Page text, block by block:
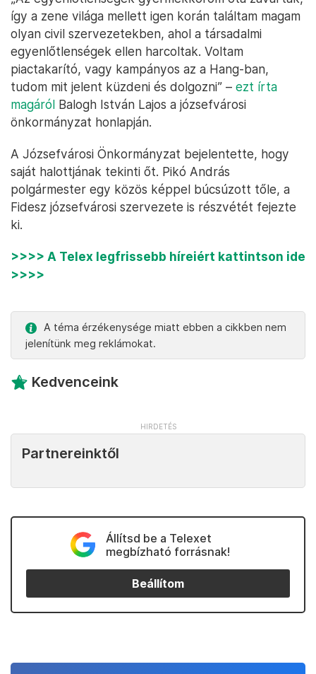
így a zene világa mellett igen korán találtam magam
olyan civil szervezetekben, ahol a társadalmi
egyenlőtlenségek ellen harcoltak. Voltam
piactakarító, vagy kampányos az a Hang-ban,
tudom mit jelent küzdeni és dolgozni” – ezt írta
magáról Balogh István Lajos a józsefvárosi
önkormányzat honlapján.
A Józsefvárosi Önkormányzat bejelentette, hogy
saját halottjának tekinti őt. Pikó András
polgármester egy közös képpel búcsúzott tőle, a
Fidesz józsefvárosi szervezete is részvétét fejezte
ki.
>>>> A Telex legfrissebb híreiért kattintson ide
>>>>
A téma érzékenysége miatt ebben a cikkben nem
jelenítünk meg reklámokat.
Kedvenceink
Partnereinktől
Állítsd be a Telexet
megbízható forrásnak!
Beállítom